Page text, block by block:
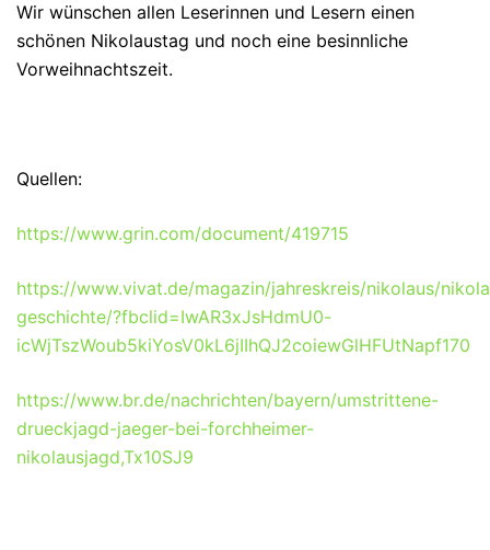
Wir wünschen allen Leserinnen und Lesern einen
schönen Nikolaustag und noch eine besinnliche
Vorweihnachtszeit.
Quellen:
https://www.grin.com/document/419715
https://www.vivat.de/magazin/jahreskreis/nikolaus/
geschichte/?fbclid=IwAR3xJsHdmU0-
icWjTszWoub5kiYosV0kL6jIIhQJ2coiewGlHFUtNapf170
https://www.br.de/nachrichten/bayern/umstrittene-
drueckjagd-jaeger-bei-forchheimer-
nikolausjagd,Tx10SJ9